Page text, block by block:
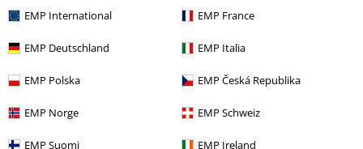
EMP International EMP France
EMP Deutschland EMP Italia
EMP Polska EMP Česká Republika
EMP Norge EMP Schweiz
EMP Suomi EMP Ireland